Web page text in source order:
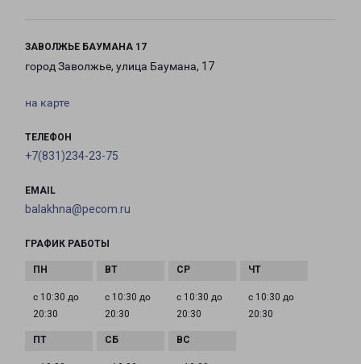
ЗАВОЛЖЬЕ БАУМАНА 17
город Заволжье, улица Баумана, 17
на карте
ТЕЛЕФОН
+7(831)234-23-75
EMAIL
balakhna@pecom.ru
ГРАФИК РАБОТЫ
с 10:30 до
20:30
с 10:30 до
20:30
с 10:30 до
20:30
с 10:30 до
20:30